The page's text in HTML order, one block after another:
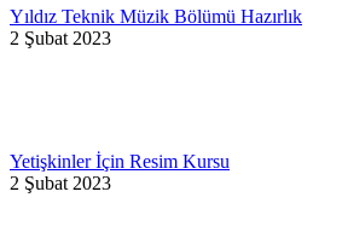
Yıldız Teknik Müzik Bölümü Hazırlık
2 Şubat 2023
Yetişkinler İçin Resim Kursu
2 Şubat 2023